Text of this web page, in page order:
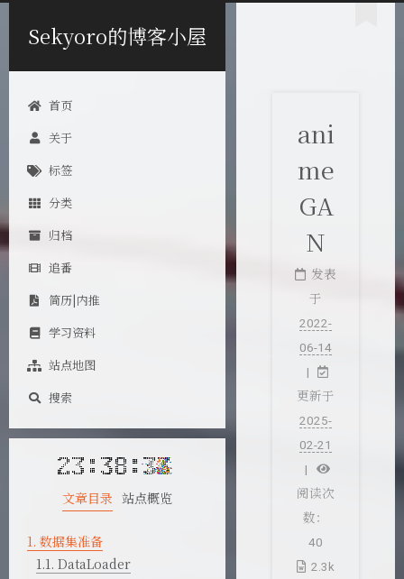
Sekyoro的博客小屋
首页
关于
标签
分类
归档
追番
简历|内推
学习资料
站点地图
搜索
ani
me
GA
N
发表
于
2022-
06-14
更新于
2025-
02-21
阅读次
数：
40
2.3k
文章目录 站点概览
1. 数据集准备
1.1. DataLoader